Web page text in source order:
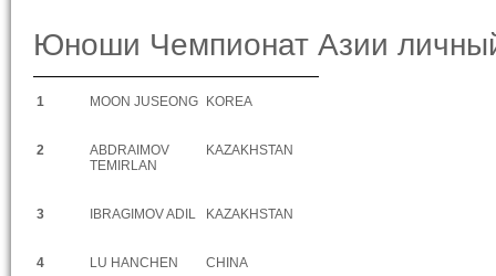
Юноши Чемпионат Азии
1 MOON JUSEONG KOREA
2
ABDRAIMOV
TEMIRLAN
KAZAKHSTAN
3 IBRAGIMOV ADIL KAZAKHSTAN
4 LU HANCHEN CHINA